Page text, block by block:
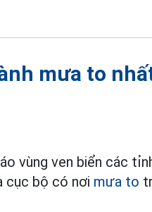
mưa to
vùng ven biển các
cục bộ có nơi mưa to